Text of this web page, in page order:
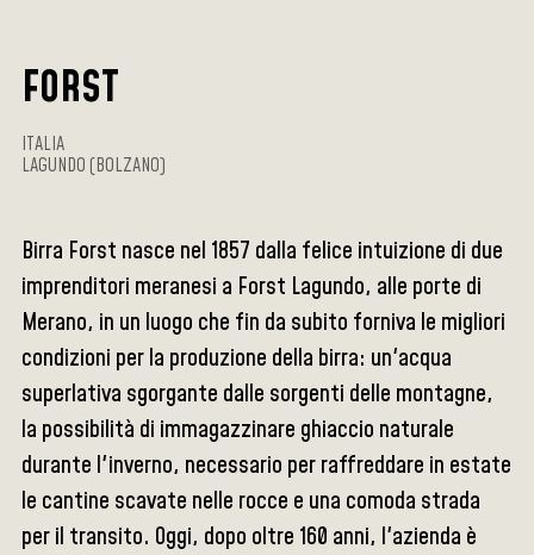
FORST
ITALIA
LAGUNDO (BOLZANO)
Birra Forst nasce nel 1857 dalla felice intuizione di due
imprenditori meranesi a Forst Lagundo, alle porte di
Merano, in un luogo che fin da subito forniva le migliori
condizioni per la produzione della birra: un'acqua
superlativa sgorgante dalle sorgenti delle montagne,
la possibilità di immagazzinare ghiaccio naturale
durante l'inverno, necessario per raffreddare in estate
le cantine scavate nelle rocce e una comoda strada
per il transito. Oggi, dopo oltre 160 anni, l'azienda è